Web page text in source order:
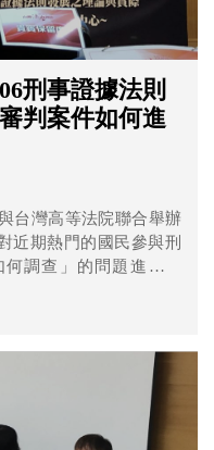
刑事證據法則
判案件如何進
台灣高等法院聯合舉辦
近期熱門的國民參與刑
調查」的問題進行討